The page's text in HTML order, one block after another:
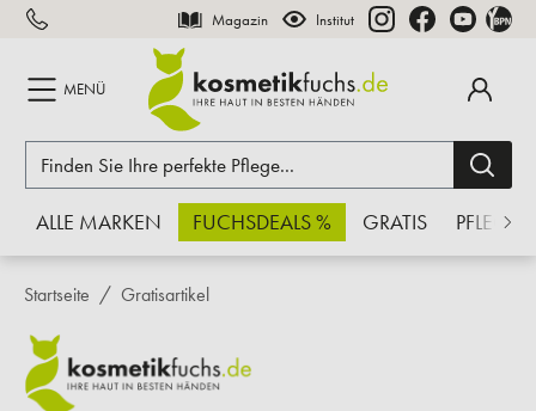
springen Magazin Institut
MENÜ
ALLE MARKEN FUCHSDEALS % GRATIS PFLEGE
Startseite Gratisartikel